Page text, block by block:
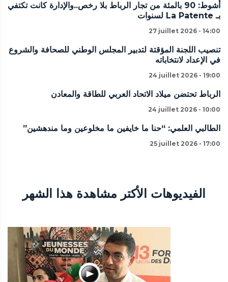
أشوط: 90 بالمئة من تجار الرباط بلا رخص..والإدارة كانت تكتفي
بـ La Patente لسنوات
27 juillet 2026 - 14:00
تنصيب اللجنة المؤقتة لتدبير المجلس الوطني للصحافة والشروع
في الإعداد لانتخاباته
24 juillet 2026 - 19:00
الرباط تحتضن ميلاد الاتحاد العربي للطاقة والمعادن
24 juillet 2026 - 10:00
الطالبي العلمي: “حنا ما خايفين ما مخلوعين وما مندهشين”
25 juillet 2026 - 17:00
الفيديوهات الأكتر مشاهدة هذا الشهر